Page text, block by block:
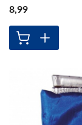
8,99